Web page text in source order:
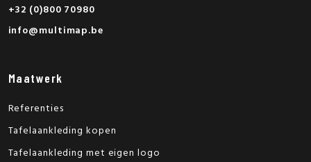
+32 (0)800 70980
info@multimap.be
Maatwerk
Referenties
Tafelaankleding kopen
Tafelaankleding met eigen logo